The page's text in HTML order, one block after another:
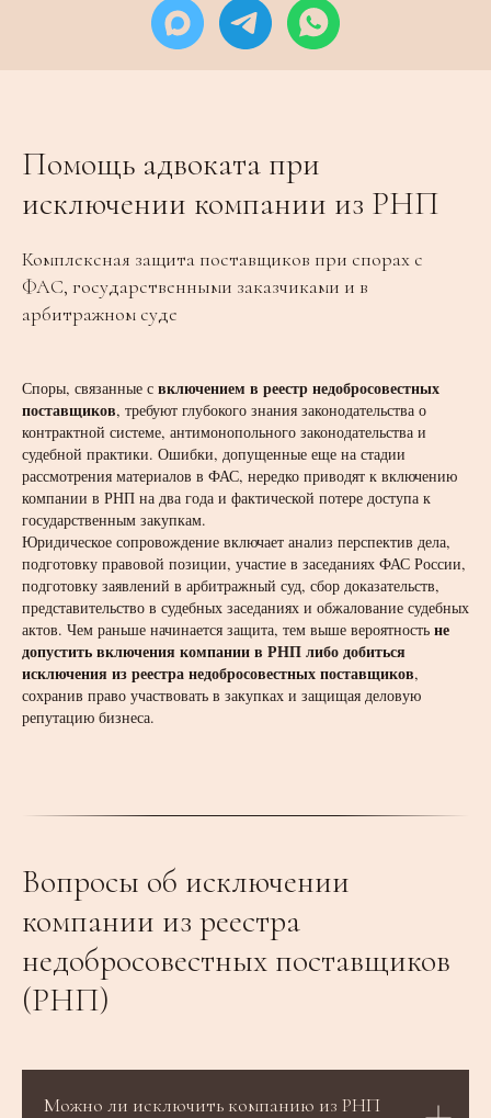
Помощь адвоката при
исключении компании из РНП
Комплексная защита поставщиков при спорах с
ФАС, государственными заказчиками и в
арбитражном суде
Споры, связанные с включением в реестр недобросовестных
поставщиков, требуют глубокого знания законодательства о
контрактной системе, антимонопольного законодательства и
судебной практики. Ошибки, допущенные еще на стадии
рассмотрения материалов в ФАС, нередко приводят к включению
компании в РНП на два года и фактической потере доступа к
государственным закупкам.
Юридическое сопровождение включает анализ перспектив дела,
подготовку правовой позиции, участие в заседаниях ФАС России,
подготовку заявлений в арбитражный суд, сбор доказательств,
представительство в судебных заседаниях и обжалование судебных
актов. Чем раньше начинается защита, тем выше вероятность не
допустить включения компании в РНП либо добиться
исключения из реестра недобросовестных поставщиков,
сохранив право участвовать в закупках и защищая деловую
репутацию бизнеса.
Вопросы об исключении
компании из реестра
недобросовестных поставщиков
(РНП)
Можно ли исключить компанию из РНП